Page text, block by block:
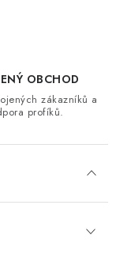
OBCHOD
zákazníků a
profíků.